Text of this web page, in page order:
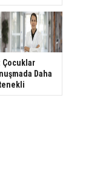
Çocuklar
Daha